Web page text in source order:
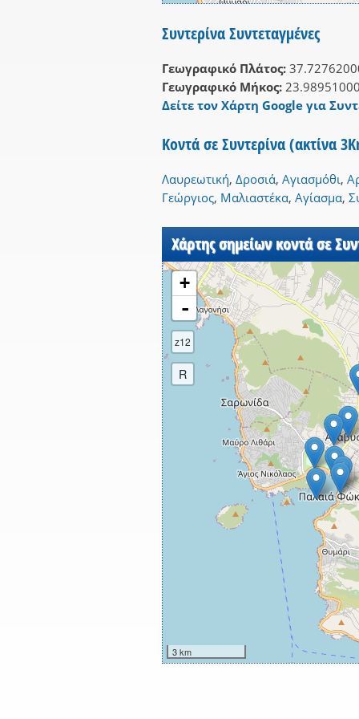
Συντερίνα Συντεταγμένες
Γεωγραφικό Πλάτος:
Γεωγραφικό Μήκος:
Δείτε τον Χάρτη Google για
Κοντά σε Συντερίνα (ακτίνα
Λαυρεωτική, Δροσιά, Αγιασμόθι,
Γεώργιος, Μαλιαστέκα, Αγίασμα,
Χάρτης σημείων κοντά σε
+
-
z12
R
3 km